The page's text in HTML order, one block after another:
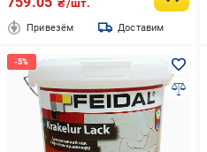
₴/шт.
Привезём Доставим